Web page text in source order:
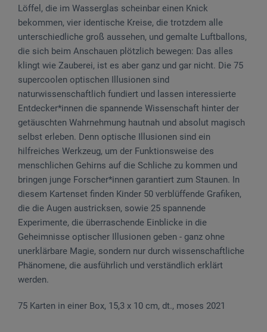
Löffel, die im Wasserglas scheinbar einen Knick
bekommen, vier identische Kreise, die trotzdem alle
unterschiedliche groß aussehen, und gemalte Luftballons,
die sich beim Anschauen plötzlich bewegen: Das alles
klingt wie Zauberei, ist es aber ganz und gar nicht. Die 75
supercoolen optischen Illusionen sind
naturwissenschaftlich fundiert und lassen interessierte
Entdecker*innen die spannende Wissenschaft hinter der
getäuschten Wahrnehmung hautnah und absolut magisch
selbst erleben. Denn optische Illusionen sind ein
hilfreiches Werkzeug, um der Funktionsweise des
menschlichen Gehirns auf die Schliche zu kommen und
bringen junge Forscher*innen garantiert zum Staunen. In
diesem Kartenset finden Kinder 50 verblüffende Grafiken,
die die Augen austricksen, sowie 25 spannende
Experimente, die überraschende Einblicke in die
Geheimnisse optischer Illusionen geben - ganz ohne
unerklärbare Magie, sondern nur durch wissenschaftliche
Phänomene, die ausführlich und verständlich erklärt
werden.
75 Karten in einer Box, 15,3 x 10 cm, dt., moses 2021